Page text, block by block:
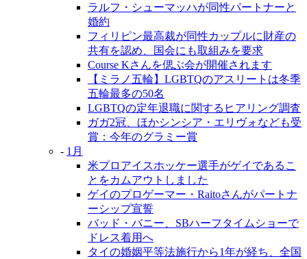
ラルフ・シューマッハが同性パートナーと
婚約
フィリピン最高裁が同性カップルに財産の
共有を認め、国会にも取組みを要求
Course Kさんを偲ぶ会が開催されます
【ミラノ五輪】LGBTQのアスリートは冬季
五輪最多の50名
LGBTQの定年退職に関するヒアリング調査
ガガ2冠、ほかシンシア・エリヴォなども受
賞：今年のグラミー賞
- 1月
米プロアイスホッケー選手がゲイであるこ
とをカムアウトしました
ゲイのプロゲーマー・Raitoさんがパートナ
ーシップ宣誓
バッド・バニー、SBハーフタイムショーで
ドレス着用へ
タイの婚姻平等法施行から1年が経ち、全国